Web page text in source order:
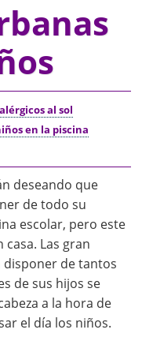
al sol
en la piscina
deseando que
de todo su
escolar, pero este
Las gran
disponer de tantos
de sus hijos se
a la hora de
el día los niños.